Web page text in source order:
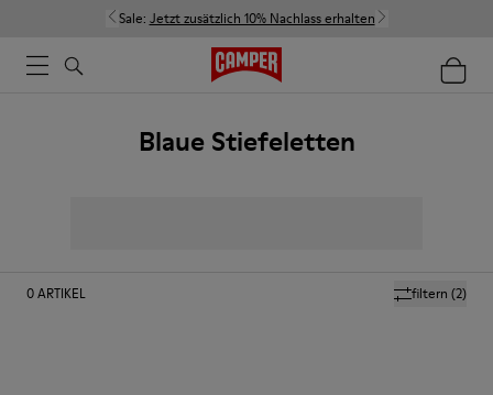
Sale: Jetzt zusätzlich 10% Nachlass erhalten
Blaue Stiefeletten
filtern (2)
0ARTIKEL